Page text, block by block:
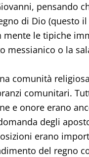
pensando
di Dio (questo
mente le tipiche
messianico o la
comunità
comunitari.
e onore erano
degli
erano
del regno